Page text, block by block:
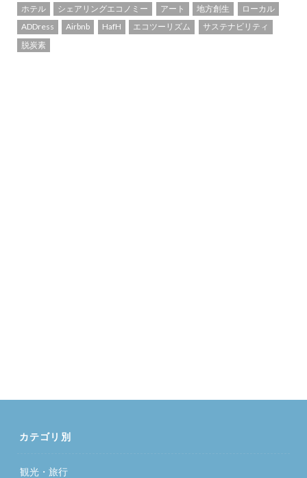
ホテル シェアリングエコノミー アート 地方創生
ローカル
ADDress
Airbnb HafH エコツーリズム
サステナビリティ
脱炭素
カテゴリ別
観光・旅行